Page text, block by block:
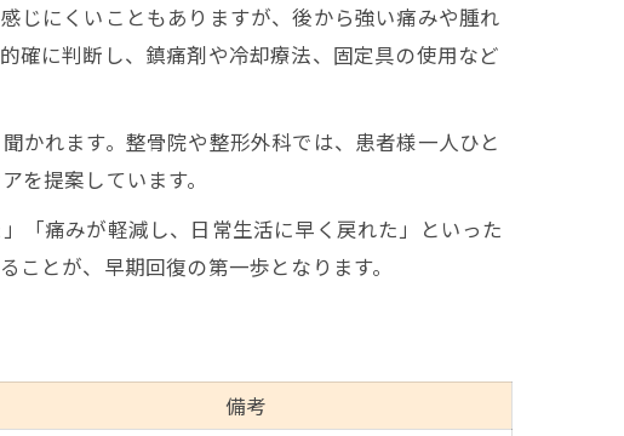
表
法
度
じにくいこともありますが、後から強い痛みや腫れ
確に判断し、鎮痛剤や冷却療法、固定具の使用など
かれます。整骨院や整形外科では、患者様一人ひと
を提案しています。
「痛みが軽減し、日常生活に早く戻れた」といった
とが、早期回復の第一歩となります。
備考